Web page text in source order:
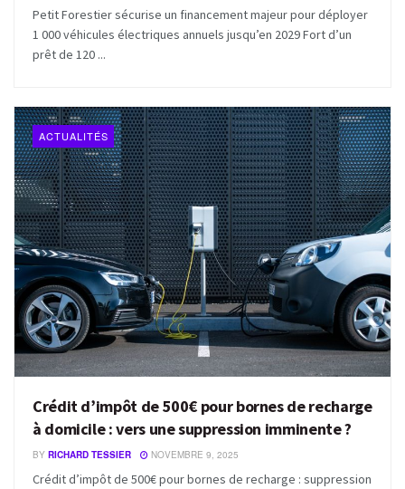
Petit Forestier sécurise un financement majeur pour déployer
1 000 véhicules électriques annuels jusqu’en 2029 Fort d’un
prêt de 120 ...
ACTUALITÉS
Crédit d’impôt de 500€ pour bornes de recharge
à domicile : vers une suppression imminente ?
BY RICHARD TESSIER NOVEMBRE 9, 2025
Crédit d’impôt de 500€ pour bornes de recharge : suppression